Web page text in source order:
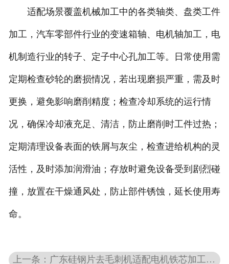
适配场景覆盖机械加工中的各类轴类、盘类工件
加工，汽车零部件行业的变速箱轴、电机轴加工，电
机制造行业的转子、定子中心孔加工等。日常使用需
定期检查砂轮的磨损情况，若出现磨损严重，需及时
更换，避免影响磨削精度；检查冷却系统的运行情
况，确保冷却液充足、清洁，防止磨削时工件过热；
定期清理设备表面的铁屑与灰尘，检查进给机构的灵
活性，及时添加润滑油；存放时避免设备受到剧烈碰
撞，放置在干燥通风处，防止部件锈蚀，延长使用寿
命。
上一条：广东硅钢片去毛刺机适配电机铁芯加工的特殊需求